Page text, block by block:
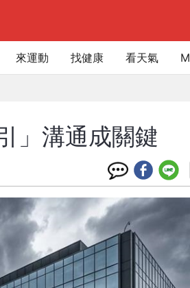
來運動 找健康 看天氣
」溝通成關鍵